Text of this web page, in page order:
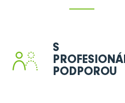
S
PODPOROU